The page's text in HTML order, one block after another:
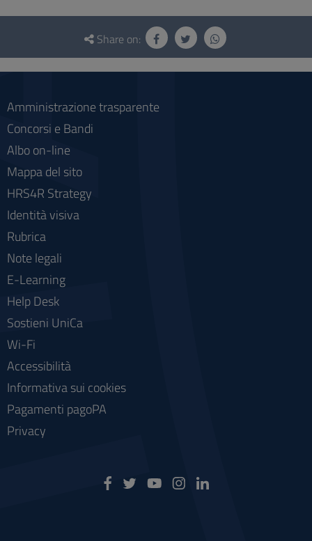
Questionnaire
social
Share on:
Amministrazione trasparente
Concorsi e Bandi
Albo on-line
Mappa del sito
HRS4R Strategy
Identità visiva
Rubrica
Note legali
E-Learning
Help Desk
Sostieni UniCa
Wi-Fi
Accessibilità
Informativa sui cookies
Pagamenti pagoPA
Privacy